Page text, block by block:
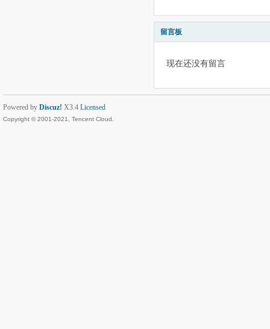
留言板
现在还没有留言
Powered by Discuz! X3.4 Licensed
Copyright © 2001-2021, Tencent Cloud.